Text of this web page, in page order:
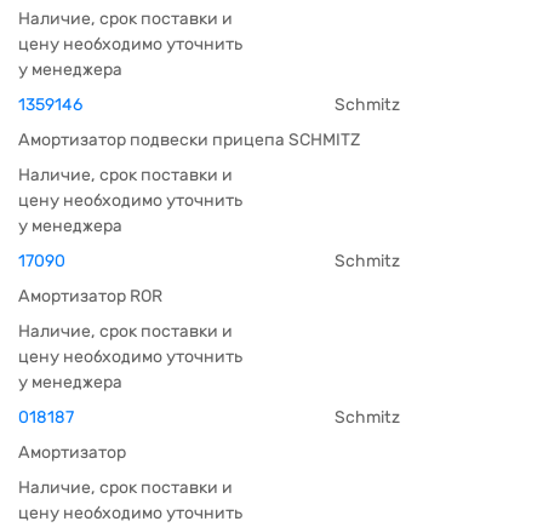
Наличие, срок поставки и
цену необходимо уточнить
у менеджера
1359146
Schmitz
Амортизатор подвески прицепа SCHMITZ
Наличие, срок поставки и
цену необходимо уточнить
у менеджера
17090
Schmitz
Амортизатор ROR
Наличие, срок поставки и
цену необходимо уточнить
у менеджера
018187
Schmitz
Амортизатор
Наличие, срок поставки и
цену необходимо уточнить